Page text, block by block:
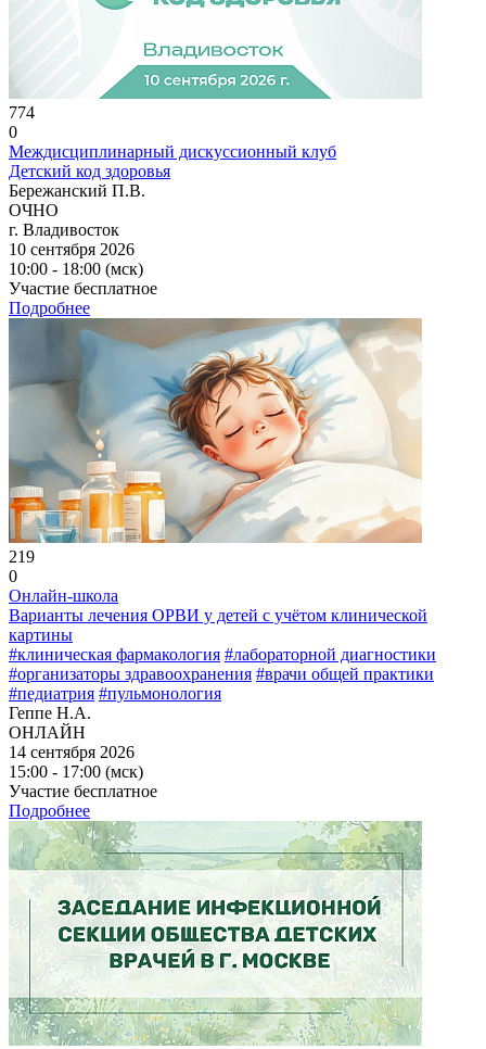
774
0
Междисциплинарный дискуссионный клуб
Детский код здоровья
Бережанский П.В.
ОЧНО
г. Владивосток
10 сентября 2026
10:00 - 18:00 (мск)
Участие бесплатное
Подробнее
219
0
Онлайн-школа
Варианты лечения ОРВИ у детей с учётом клинической
картины
#клиническая фармакология #лабораторной диагностики
#организаторы здравоохранения #врачи общей практики
#педиатрия #пульмонология
Геппе Н.А.
ОНЛАЙН
14 сентября 2026
15:00 - 17:00 (мск)
Участие бесплатное
Подробнее